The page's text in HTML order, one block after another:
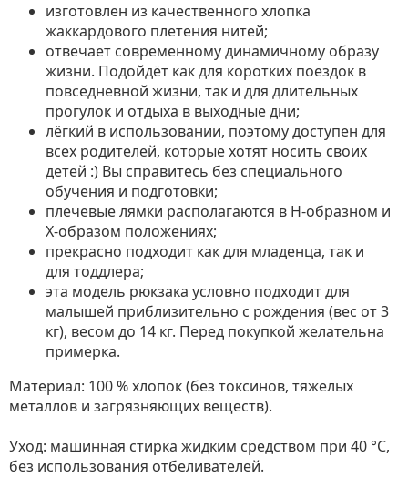
изготовлен из качественного хлопка
жаккардового плетения нитей;
отвечает современному динамичному образу
жизни. Подойдёт как для коротких поездок в
повседневной жизни, так и для длительных
прогулок и отдыха в выходные дни;
лёгкий в использовании, поэтому доступен для
всех родителей, которые хотят носить своих
детей :) Вы справитесь без специального
обучения и подготовки;
плечевые лямки располагаются в Н-образном и
Х-образом положениях;
прекрасно подходит как для младенца, так и
для тоддлера;
эта модель рюкзака условно подходит для
малышей приблизительно с рождения (вес от 3
кг), весом до 14 кг. Перед покупкой желательна
примерка.
Материал: 100 % хлопок (без токсинов, тяжелых
металлов и загрязняющих веществ).
Уход: машинная стирка жидким средством при 40 °С,
без использования отбеливателей.